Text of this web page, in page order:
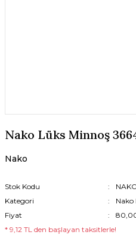
Nako Lüks Minnoş
Nako
Stok Kodu
Kategori
Nako
Fiyat
* 9,12 TL den başlayan taksitlerle!